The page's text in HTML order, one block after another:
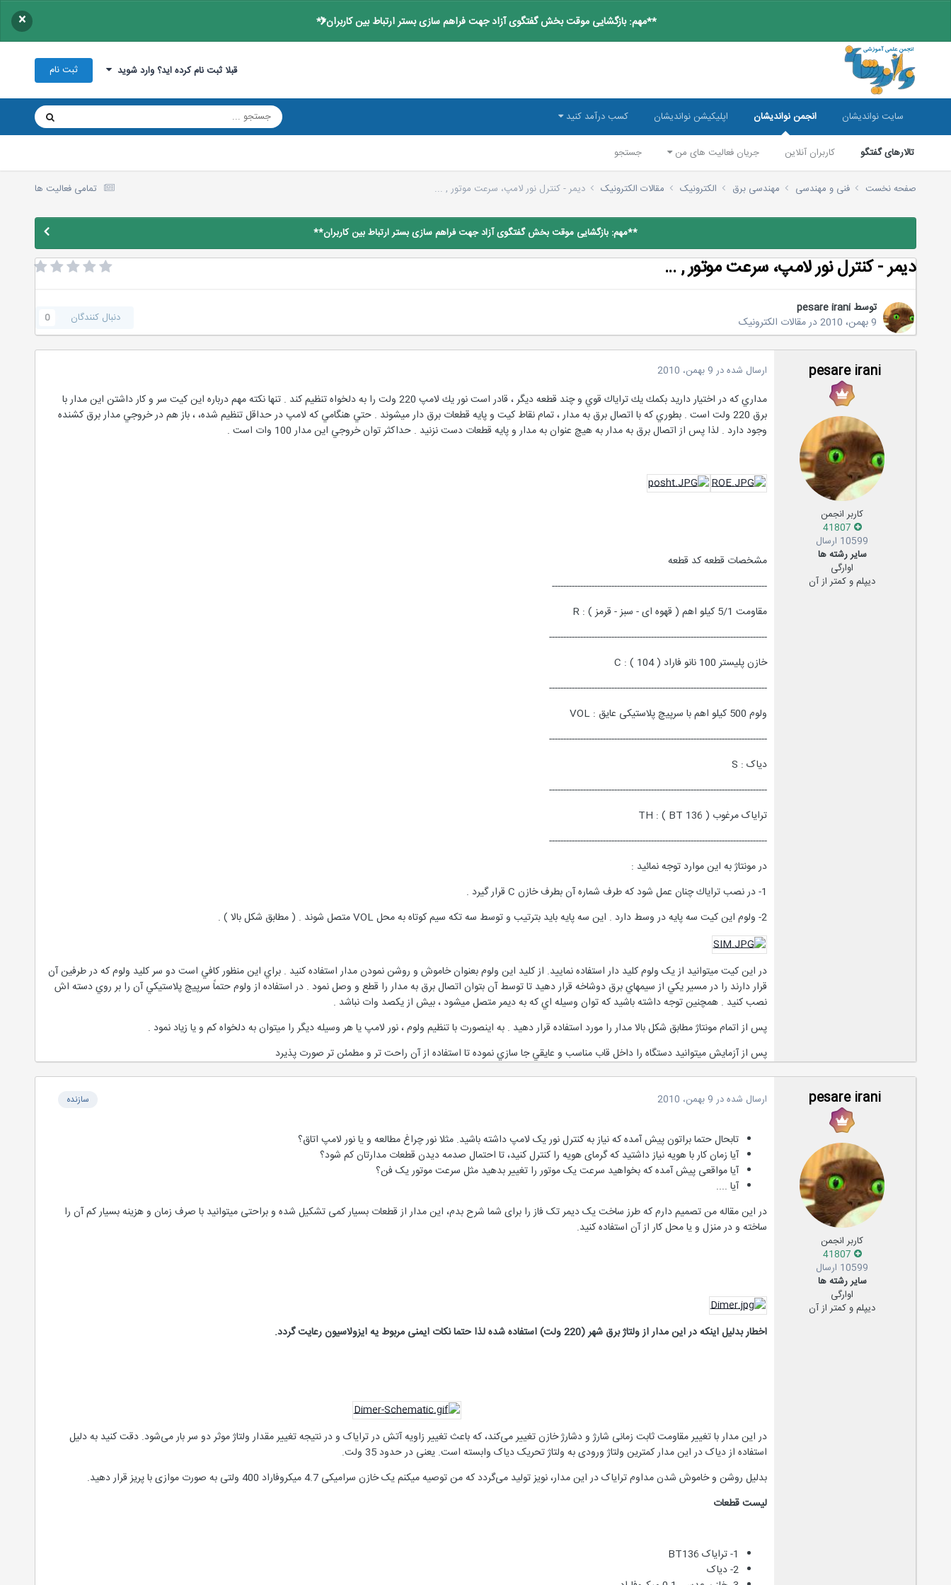
**مهم: بازگشایی موقت بخش گفتگوی آزاد جهت فراهم سازی بستر ارتباط بین کاربران** ×
قبلا ثبت نام کرده اید؟ وارد شوید ثبت نام
سایت نواندیشان انجمن نواندیشان
تالارهای گفتگو کاربران آنلاین جریان فعالیت های من جستجو
اپلیکیشن نواندیشان کسب درآمد کنید
تمامی فعالیت ها صفحه نخست فنی و مهندسی مهندسی برق الکترونیک مقالات الکترونیک دیمر - کنترل نور لامپ، سرعت موتور , ...
**مهم: بازگشایی موقت بخش گفتگوی آزاد جهت فراهم سازی بستر ارتباط بین کاربران**
دیمر - کنترل نور لامپ، سرعت موتور , ...
توسط pesare irani
9 بهمن، 2010
درمقالات الکترونیک دنبال کنندگان 0
pesare irani
کاربر انجمن
10599 ارسال
سایر رشته ها
اوارگی
دیپلم و کمتر از آن
ارسال شده در 9 بهمن، 2010
مداري كه در اختيار داريد بكمك يك تراياك قوي و چند قطعه ديگر ، قادر است نور يك لامپ 220 ولت را به دلخواه تنظيم كند . تنها نكته مهم درباره اين كيت سر و كار داشتن اين مدار با
برق 220 ولت است . بطوري كه با اتصال برق به مدار ، تمام نقاط كيت و پايه قطعات برق دار ميشوند . حتي هنگامي كه لامپ در حداقل تنظيم شده، ، باز هم در خروجي مدار برق كشنده
وجود دارد . لذا پس از اتصال برق به مدار به هيچ عنوان به مدار و پايه قطعات دست نزنيد . حداكثر توان خروجي اين مدار 100 وات است .
مشخصات قطعه کد قطعه
----------------------------------------------------------------------------
مقاومت 5/1 کیلو اهم ( قهوه ای - سبز - قرمز ) : R
-----------------------------------------------------------------------------
خازن پلیستر 100 نانو فاراد ( 104 ) : C
-----------------------------------------------------------------------------
ولوم 500 کیلو اهم با سرپیچ پلاستیکی عایق : VOL
-----------------------------------------------------------------------------
دیاک : S
-----------------------------------------------------------------------------
ترایاک مرغوب ( TH : ( BT 136
-----------------------------------------------------------------------------
در مونتاژ به اين موارد توجه نمائيد :
1- در نصب تراياك چنان عمل شود كه طرف شماره آن بطرف خازن C قرار گيرد .
2- ولوم اين كيت سه پايه در وسط دارد . اين سه پايه بايد بترتيب و توسط سه تكه سيم كوتاه به محل VOL متصل شوند . ( مطابق شكل بالا ) .
در اين كيت میتوانید از یک ولوم کلید دار استفاده نمایید. از كليد اين ولوم بعنوان خاموش و روشن نمودن مدار استفاده كنيد . براي اين منظور كافي است دو سر كليد ولوم كه در طرفين آن
قرار دارند را در مسير يكي از سيمهاي برق دوشاخه قرار دهيد تا توسط آن بتوان اتصال برق به مدار را قطع و وصل نمود . در استفاده از ولوم حتماً سرپيچ پلاستيكي آن را بر روي دسته اش
نصب كنيد . همچنين توجه داشته باشيد كه توان وسيله اي كه به ديمر متصل ميشود ، بيش از يكصد وات نباشد .
پس از اتمام مونتاژ مطابق شكل بالا مدار را مورد استفاده قرار دهيد . به اينصورت با تنظيم ولوم ، نور لامپ يا هر وسيله ديگر را ميتوان به دلخواه كم و يا زياد نمود .
پس از آزمايش ميتوانيد دستگاه را داخل قاب مناسب و عايقي جا سازي نموده تا استفاده از آن راحت تر و مطمئن تر صورت پذيرد
pesare irani
کاربر انجمن
10599 ارسال
سایر رشته ها
اوارگی
دیپلم و کمتر از آن
سازنده ارسال شده در 9 بهمن، 2010
تابحال حتما براتون پیش آمده که نیاز به کنترل نور یک لامپ داشته باشید. مثلا نور چراغ مطالعه و یا نور لامپ اتاق؟
آیا زمان کار با هویه نیاز داشتید که گرمای هویه را کنترل کنید، تا احتمال صدمه دیدن قطعات مدارتان کم شود؟
آیا مواقعی پیش آمده که بخواهید سرعت یک موتور را تغییر بدهید مثل سرعت موتور یک فن؟
آیا ....
در این مقاله من تصمیم دارم که طرز ساخت یک دیمر تک فاز را برای شما شرح بدم، این مدار از قطعات بسیار کمی تشکیل شده و براحتی میتوانید با صرف زمان و هزینه بسیار کم آن را
ساخته و در منزل و یا محل کار از آن استفاده کنید.
اخطاربدلیل اینکه در این مدار از ولتاژ برق شهر (220 ولت) استفاده شده لذا حتما نکات ایمنی مربوط یه ایزولاسیون رعایت گردد.
در این مدار با تغییر مقاومت ثابت زمانی شارژ و دشارژ خازن تغییر می‌کند، که باعث تغییر زاویه آتش در ترایاک و در نتیجه تغییر مقدار ولتاژ موثر دو سر بار می‌شود. دقت کنید به دلیل
استفاده از دیاک در این مدار کمترین ولتاژ ورودی به ولتاژ تحریک دیاک وابسته است. یعنی در حدود 35 ولت.
بدلیل روشن و خاموش شدن مداوم ترایاک در این مدار، نویز تولید می‌گردد که من توصیه میکنم یک خازن سرامیکی 4.7 میکروفاراد 400 ولتی به صورت موازی با پریز قرار دهید.
لیست قطعات
1- ترایاک BT136
2- دیاک